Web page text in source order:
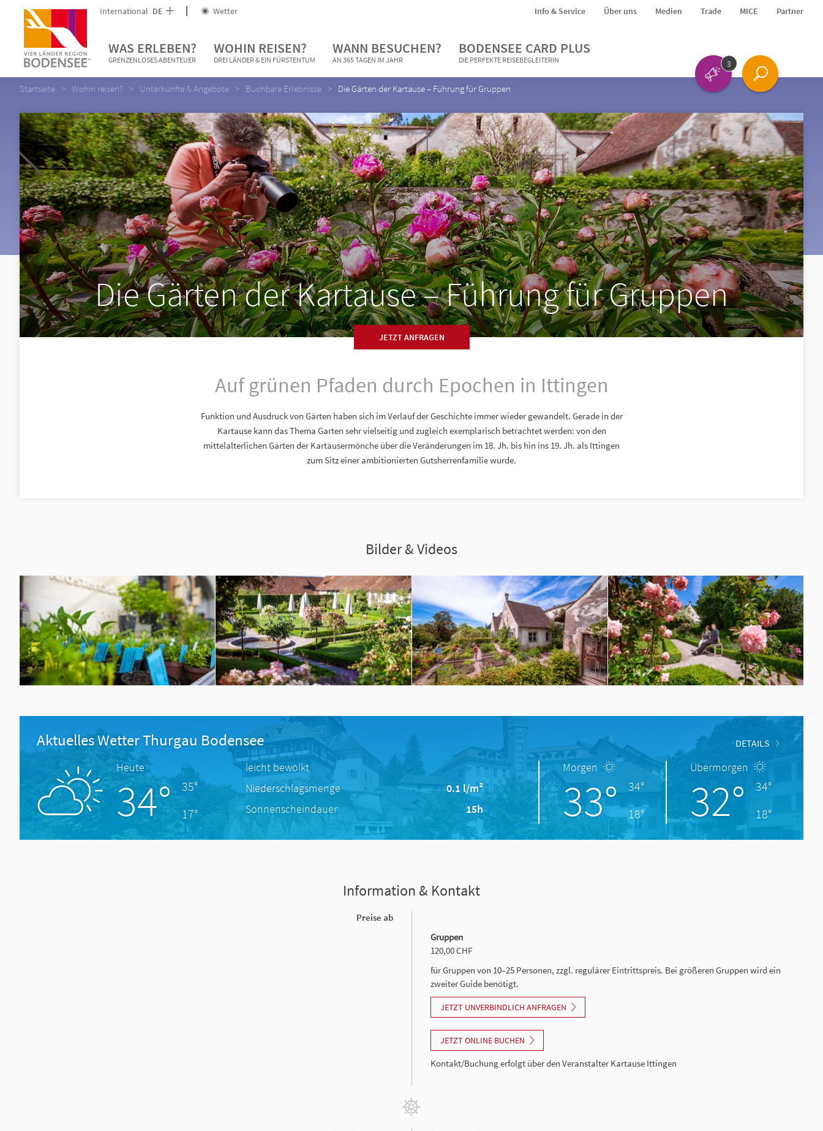
International DE Wetter Info & Service Über uns Medien Trade MICE Partner
WAS ERLEBEN?
GRENZENLOSES ABENTEUER
WOHIN REISEN?
DREI LÄNDER & EIN FÜRSTENTUM
WANN BESUCHEN?
AN 365 TAGEN IM JAHR
BODENSEE CARD PLUS
DIE PERFEKTE REISEBEGLEITERIN 3
Startseite Wohin reisen? Unterkünfte & Angebote Buchbare Erlebnisse Die Gärten der Kartause – Führung für Gruppen
Die Gärten der Kartause – Führung für Gruppen
JETZT ANFRAGEN
Auf grünen Pfaden durch Epochen in Ittingen
Funktion und Ausdruck von Gärten haben sich im Verlauf der Geschichte immer wieder gewandelt. Gerade in der
Kartause kann das Thema Garten sehr vielseitig und zugleich exemplarisch betrachtet werden: von den
mittelalterlichen Gärten der Kartäusermönche über die Veränderungen im 18. Jh. bis hin ins 19. Jh. als Ittingen
zum Sitz einer ambitionierten Gutsherrenfamilie wurde.
Bilder & Videos
Aktuelles Wetter Thurgau Bodensee DETAILS
Heute
34°
35°
17°
leicht bewölkt
Niederschlagsmenge
0.1 l/m²
Sonnenscheindauer
15h
Morgen
33°
34°
18°
Übermorgen
32°
34°
18°
Information & Kontakt
Preise ab
Gruppen
120,00 CHF
für Gruppen von 10–25 Personen, zzgl. regulärer Eintrittspreis. Bei größeren Gruppen wird ein
zweiter Guide benötigt.
JETZT UNVERBINDLICH ANFRAGEN
JETZT ONLINE BUCHEN
Kontakt/Buchung erfolgt über den Veranstalter Kartause Ittingen